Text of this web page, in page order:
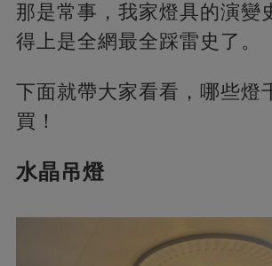
那是常事，我家燈具的演變
得上是全網最全踩雷史了。
下面就帶大家看看，哪些燈
買！
水晶吊燈